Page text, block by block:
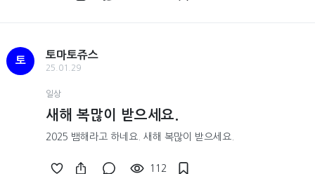
토
토마토쥬스
25.01.29
일상
새해 복많이 받으세요.
2025 뱀해라고 하네요. 새해 복많이 받으세요.
112